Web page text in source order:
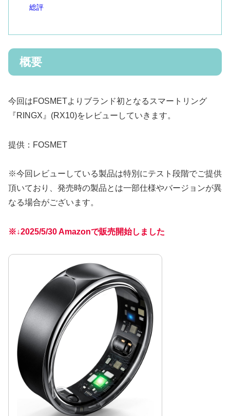
総評
概要
今回はFOSMETよりブランド初となるスマートリング
『RINGX』(RX10)をレビューしていきます。
提供：FOSMET
※今回レビューしている製品は特別にテスト段階でご提供
頂いており、発売時の製品とは一部仕様やバージョンが異
なる場合がございます。
※↓2025/5/30 Amazonで販売開始しました